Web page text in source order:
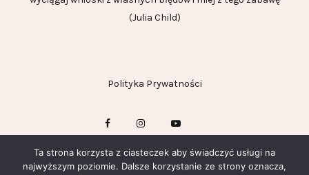
(Julia Child)
Polityka Prywatności
Ta strona korzysta z ciasteczek aby świadczyć usługi na
najwyższym poziomie. Dalsze korzystanie ze strony oznacza,